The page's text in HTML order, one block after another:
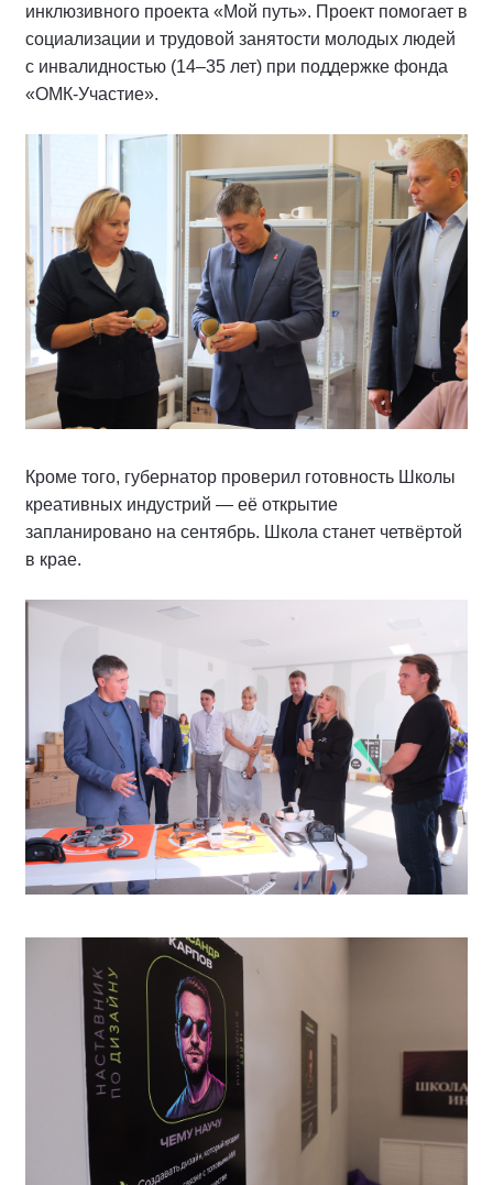
инклюзивного проекта «Мой путь». Проект помогает в
социализации и трудовой занятости молодых людей
с инвалидностью (14–35 лет) при поддержке фонда
«ОМК-Участие».
Кроме того, губернатор проверил готовность Школы
креативных индустрий — её открытие
запланировано на сентябрь. Школа станет четвёртой
в крае.